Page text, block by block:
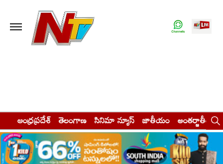
ఆంధ్రప్రదేశ్ తెలంగాణ సినిమా న్యూస్ జాతీయం అంతర్జాతీయం